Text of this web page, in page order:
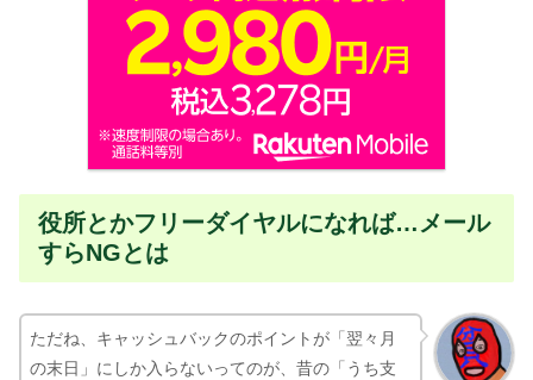
役所とかフリーダイヤルになれば…メール
すらNGとは
ただね、キャッシュバックのポイントが「翌々月
の末日」にしか入らないってのが、昔の「うち支